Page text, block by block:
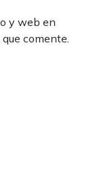
y web en
comente.